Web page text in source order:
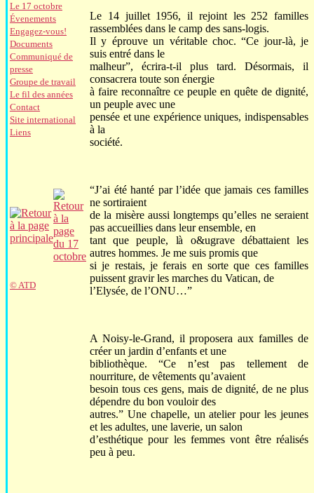
Le 17 octobre
Évenements
Engagez-vous!
Documents
Communiqué de
presse
Groupe de travail
Le fil des années
Contact
Site international
Liens
© ATD
Le 14 juillet 1956, il rejoint les 252 familles
rassemblées dans le camp des sans-logis.
Il y éprouve un véritable choc. “Ce jour-là, je
suis entré dans le
malheur”, écrira-t-il plus tard. Désormais, il
consacrera toute son énergie
à faire reconnaître ce peuple en quête de dignité,
un peuple avec une
pensée et une expérience uniques, indispensables
à la
société.
“J’ai été hanté par l’idée que jamais ces familles
ne sortiraient
de la misère aussi longtemps qu’elles ne seraient
pas accueillies dans leur ensemble, en
tant que peuple, là o&ugrave débattaient les
autres hommes. Je me suis promis que
si je restais, je ferais en sorte que ces familles
puissent gravir les marches du Vatican, de
l’Elysée, de l’ONU…”
A Noisy-le-Grand, il proposera aux familles de
créer un jardin d’enfants et une
bibliothèque. “Ce n’est pas tellement de
nourriture, de vêtements qu’avaient
besoin tous ces gens, mais de dignité, de ne plus
dépendre du bon vouloir des
autres.” Une chapelle, un atelier pour les jeunes
et les adultes, une laverie, un salon
d’esthétique pour les femmes vont être réalisés
peu à peu.